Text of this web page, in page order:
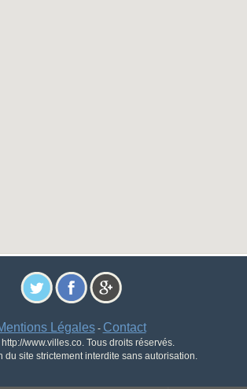
Légales- Contact
www.villes.co. Tous droits réservés.
du site strictement interdite sans autorisation.